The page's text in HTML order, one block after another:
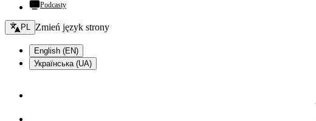
Podcasty
Zmień język - bieżący:
PL Zmień język strony
English (EN)
Українська (UA)